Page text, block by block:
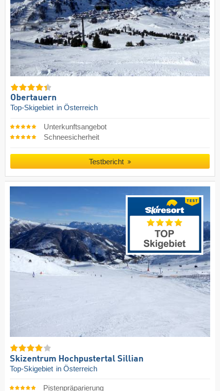
Obertauern
Top-Skigebiet in Österreich
Unterkunftsangebot
Schneesicherheit
Testbericht
Skizentrum Hochpustertal Sillian
Top-Skigebiet in Österreich
Pistenpräparierung